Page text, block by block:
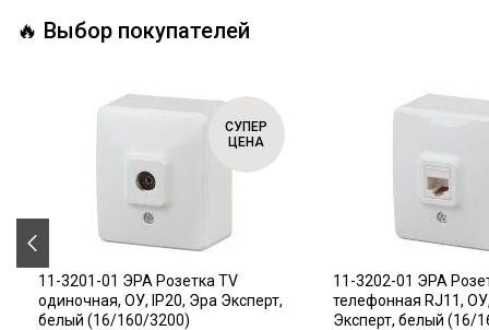
🔥 Выбор покупателей
СУПЕР
ЦЕНА
11-3201-01 ЭРА Розетка TV
одиночная, ОУ, IP20, Эра Эксперт,
белый (16/160/3200)
11-3202-01 ЭРА
телефонная RJ11,
Эксперт, белый (16/